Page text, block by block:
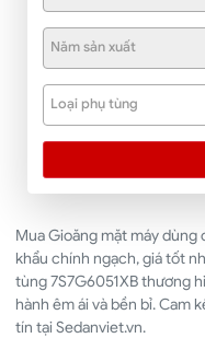
Năm sản xuất
Loại phụ tùng
Mua Gioăng mặt máy
khẩu chính ngạch, giá tốt
tùng 7S7G6051XB thương
hành êm ái và bền bỉ. Cam
tín tại Sedanviet.vn.